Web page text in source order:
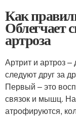
Как
Облегчает
артроза
Артрит и артроз
следуют друг за
Первый – это
связок и мышц.
атрофируются,